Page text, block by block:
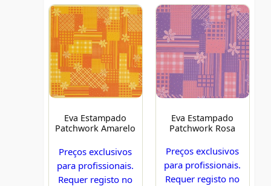
Eva Estampado
Patchwork Amarelo
Preços exclusivos
para profissionais.
Requer registo no
Eva Estampado
Patchwork Rosa
Preços exclusivos
para profissionais.
Requer registo no